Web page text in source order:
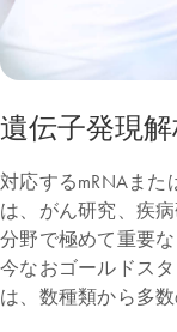
遺伝子発現
対応するmRNAま
は、がん研究、疾
分野で極めて重要
今なおゴールドスタ
は、数種類から多